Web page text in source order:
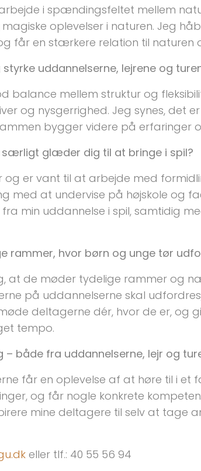
i spændingsfeltet mellem
oplevelser i naturen. Jeg
får en stærkere relation til naturen
uddannelserne, lejrene og
balance mellem struktur og
og nysgerrighed. Jeg synes, det
bygger videre på erfaringer
særligt glæder dig til at bringe i spil?
og er vant til at arbejde med
med at undervise på højskole og
min uddannelse i spil, samtidig
rammer, hvor børn og unge tør
at de møder tydelige rammer og
på uddannelserne skal
deltagerne dér, hvor de er, og
tempo.
både fra uddannelserne, lejr og
får en oplevelse af at høre til i et
og får nogle konkrete
mine deltagere til selv at tage
eller tlf.: 40 55 56 94